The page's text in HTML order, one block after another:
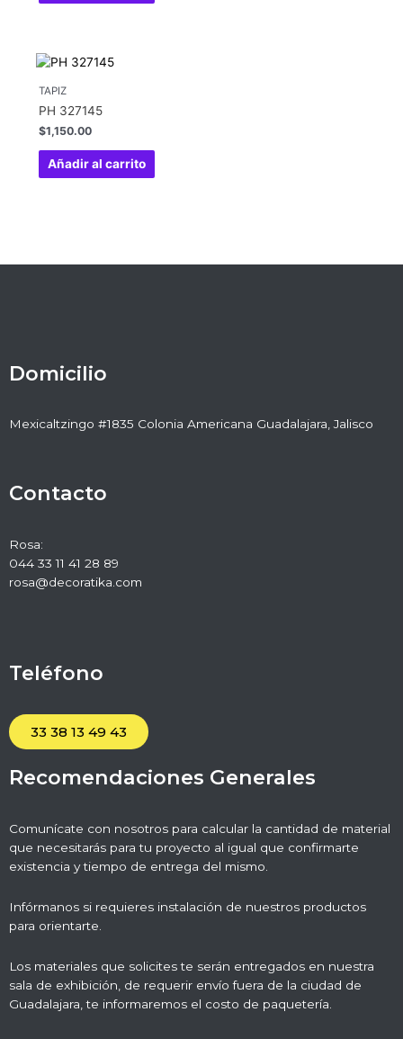
TAPIZ
PH 327145
$1,150.00
Añadir al carrito
Domicilio
Mexicaltzingo #1835 Colonia Americana Guadalajara, Jalisco
Contacto
Rosa:
044 33 11 41 28 89
rosa@decoratika.com
Teléfono
33 38 13 49 43
Recomendaciones Generales
Comunícate con nosotros para calcular la cantidad de material
que necesitarás para tu proyecto al igual que confirmarte
existencia y tiempo de entrega del mismo.
Infórmanos si requieres instalación de nuestros productos
para orientarte.
Los materiales que solicites te serán entregados en nuestra
sala de exhibición, de requerir envío fuera de la ciudad de
Guadalajara, te informaremos el costo de paquetería.